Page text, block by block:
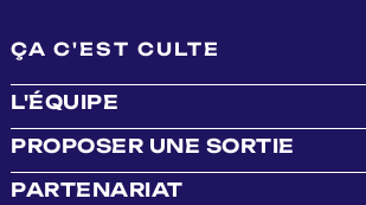
ÇA C'EST CULTE
L'ÉQUIPE
PROPOSER UNE SORTIE
PARTENARIAT